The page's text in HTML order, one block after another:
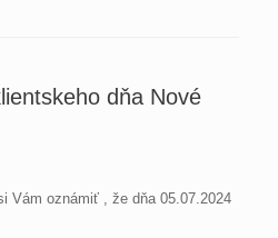
dňa Nové
Vám oznámiť , že dňa 05.07.2024